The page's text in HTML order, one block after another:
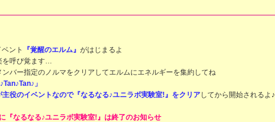
ント
『覚醒のエルム』 がはじまるよ
を呼び覚ます…
バー指定のノルマをクリアしてエルムにエネルギーを集約してね
」
主役のイベントなので『なるなる♪ユニラボ実験室!』をクリアしてから開始されるよ♪
『なるなる♪ユニラボ実験室!』は終了のお知らせ